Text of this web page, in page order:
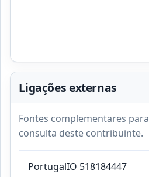
Ligações externas
Fontes complementares
consulta deste contribuinte.
PortugalIO 518184447